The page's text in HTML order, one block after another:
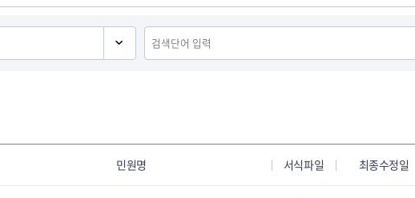
민원명 서식파일 최종수정일